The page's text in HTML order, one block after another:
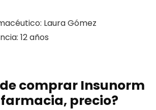
Laura Gómez
12 años
comprar Insunorm
precio?